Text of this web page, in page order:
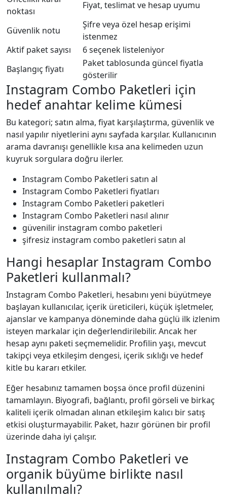
noktası
Fiyat, teslimat ve hesap uyumu
Güvenlik notu
Şifre veya özel hesap erişimi
istenmez
Aktif paket sayısı
6 seçenek listeleniyor
Başlangıç fiyatı
Paket tablosunda güncel fiyatla
gösterilir
Instagram Combo Paketleri için
hedef anahtar kelime kümesi
Bu kategori; satın alma, fiyat karşılaştırma, güvenlik ve
nasıl yapılır niyetlerini aynı sayfada karşılar. Kullanıcının
arama davranışı genellikle kısa ana kelimeden uzun
kuyruk sorgulara doğru ilerler.
Instagram Combo Paketleri satın al
Instagram Combo Paketleri fiyatları
Instagram Combo Paketleri paketleri
Instagram Combo Paketleri nasıl alınır
güvenilir instagram combo paketleri
şifresiz instagram combo paketleri satın al
Hangi hesaplar Instagram Combo
Paketleri kullanmalı?
Instagram Combo Paketleri, hesabını yeni büyütmeye
başlayan kullanıcılar, içerik üreticileri, küçük işletmeler,
ajanslar ve kampanya döneminde daha güçlü ilk izlenim
isteyen markalar için değerlendirilebilir. Ancak her
hesap aynı paketi seçmemelidir. Profilin yaşı, mevcut
takipçi veya etkileşim dengesi, içerik sıklığı ve hedef
kitle bu kararı etkiler.
Eğer hesabınız tamamen boşsa önce profil düzenini
tamamlayın. Biyografi, bağlantı, profil görseli ve birkaç
kaliteli içerik olmadan alınan etkileşim kalıcı bir satış
etkisi oluşturmayabilir. Paket, hazır görünen bir profil
üzerinde daha iyi çalışır.
Instagram Combo Paketleri ve
organik büyüme birlikte nasıl
kullanılmalı?